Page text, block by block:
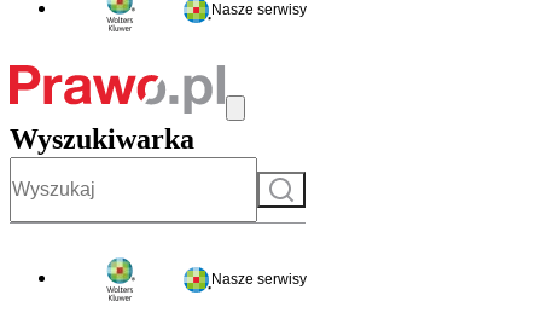
Nasze serwisy
Wyszukiwarka
Szukaj
Nasze serwisy